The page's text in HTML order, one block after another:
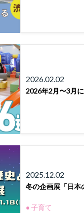
2026.02.02
2026年2月〜3月
2025.12.02
冬の企画展「日本
● 子育て